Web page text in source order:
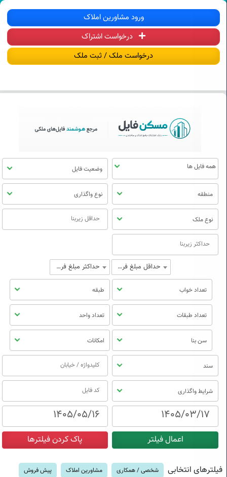
مسکن فایل | خرید، فروش، رهن و اجاره
ورود مشاورین املاک
درخواست اشتراک
درخواست ملک / ثبت ملک
مسکن
فایل
وضعیت فایل
منطقه نوع واگذاری
نوع ملک
حداقل مبلغ فروش حداکثر مبلغ فروش
تعداد خواب طبقه
تعداد طبقات تعداد واحد
سن بنا امکانات
سند
شرایط واگذاری
فیلترهای انتخابی شخصی / همکاری مشاورین املاک پیش فروش